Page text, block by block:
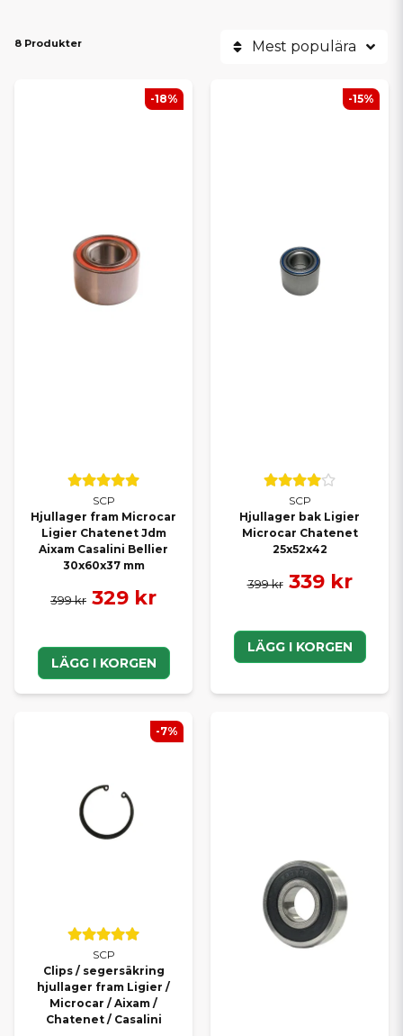
8 Produkter Mest populära
SCP
Hjullager fram Microcar
Ligier Chatenet Jdm
Aixam Casalini Bellier
30x60x37 mm
399 kr 329 kr
LÄGG I KORGEN
-18%
SCP
Hjullager bak Ligier
Microcar Chatenet
25x52x42
399 kr 339 kr
LÄGG I KORGEN
-15%
SCP
Clips / segersäkring
hjullager fram Ligier /
Microcar / Aixam /
Chatenet / Casalini
-7%